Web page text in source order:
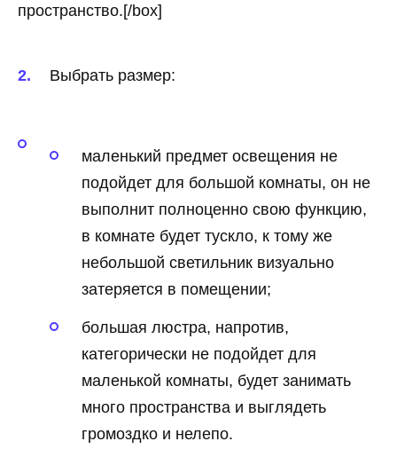
пространство.[/box]
Выбрать размер:
маленький предмет освещения не
подойдет для большой комнаты, он не
выполнит полноценно свою функцию,
в комнате будет тускло, к тому же
небольшой светильник визуально
затеряется в помещении;
большая люстра, напротив,
категорически не подойдет для
маленькой комнаты, будет занимать
много пространства и выглядеть
громоздко и нелепо.